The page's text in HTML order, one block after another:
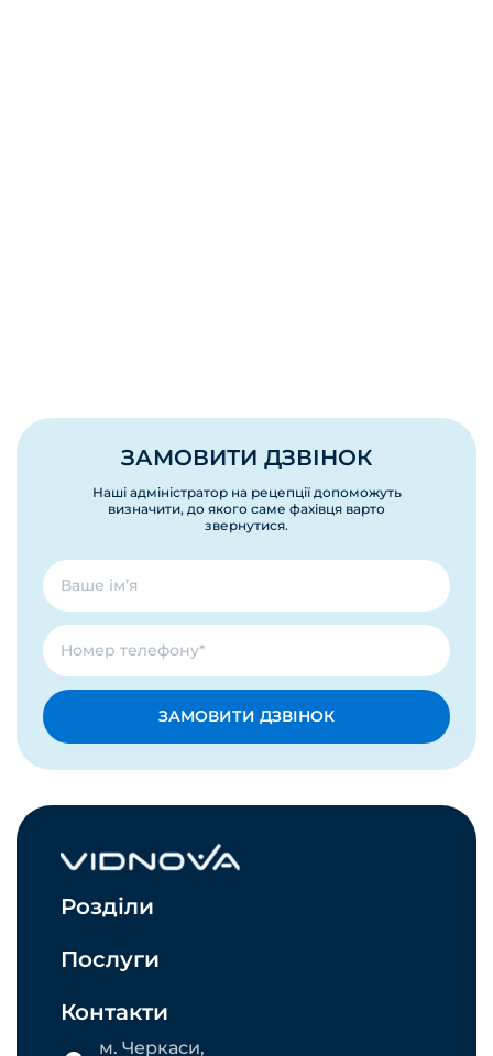
ЗАМОВИТИ ДЗВІНОК
Наші адміністратор на рецепції допоможуть
визначити, до якого саме фахівця варто
звернутися.
ЗАМОВИТИ ДЗВІНОК
Розділи
Послуги
Контакти
м. Черкаси,